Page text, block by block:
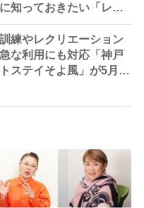
知っておきたい「レス
」の選択肢
練やレクリエーション
な利用にも対応「神戸
ステイそよ風」が5月に